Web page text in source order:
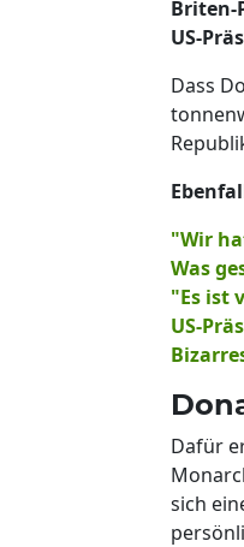
Briten-
US-
Dass
"Wir
Was
"Es ist
US-
Dafür
sich